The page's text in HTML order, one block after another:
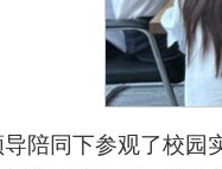
陪同下参观了校